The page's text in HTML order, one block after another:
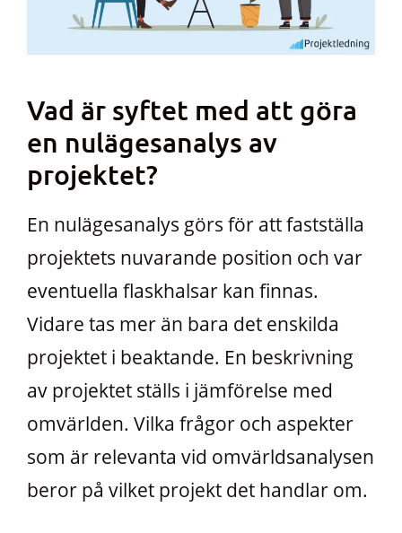
Vad är syftet med att göra
en nulägesanalys av
projektet?
En nulägesanalys görs för att fastställa
projektets nuvarande position och var
eventuella flaskhalsar kan finnas.
Vidare tas mer än bara det enskilda
projektet i beaktande. En beskrivning
av projektet ställs i jämförelse med
omvärlden. Vilka frågor och aspekter
som är relevanta vid omvärldsanalysen
beror på vilket projekt det handlar om.